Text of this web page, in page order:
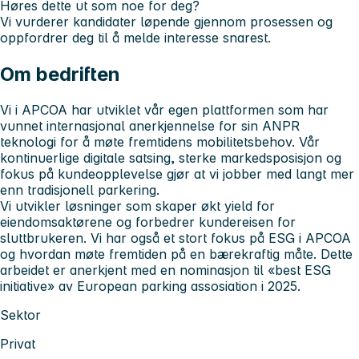
Høres dette ut som noe for deg?
Vi vurderer kandidater løpende gjennom prosessen og
oppfordrer deg til å melde interesse snarest.
Om bedriften
Vi i APCOA har utviklet vår egen plattformen som har
vunnet internasjonal anerkjennelse for sin ANPR
teknologi for å møte fremtidens mobilitetsbehov. Vår
kontinuerlige digitale satsing, sterke markedsposisjon og
fokus på kundeopplevelse gjør at vi jobber med langt mer
enn tradisjonell parkering.
Vi utvikler løsninger som skaper økt yield for
eiendomsaktørene og forbedrer kundereisen for
sluttbrukeren. Vi har også et stort fokus på ESG i APCOA
og hvordan møte fremtiden på en bærekraftig måte. Dette
arbeidet er anerkjent med en nominasjon til «best ESG
initiative» av European parking assosiation i 2025.
Sektor
Privat